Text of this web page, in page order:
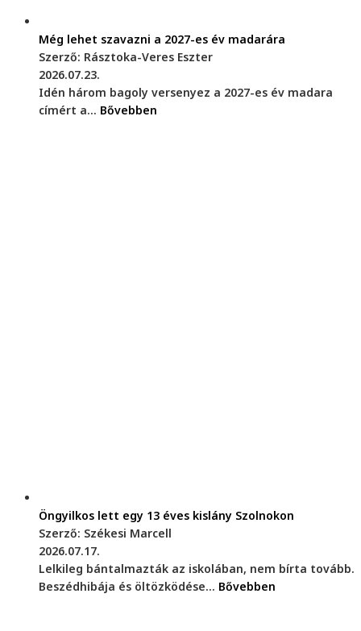
Még lehet szavazni a 2027-es év madarára
Szerző: Rásztoka-Veres Eszter
2026.07.23.
Idén három bagoly versenyez a 2027-es év madara
címért a... Bővebben
Öngyilkos lett egy 13 éves kislány Szolnokon
Szerző: Székesi Marcell
2026.07.17.
Lelkileg bántalmazták az iskolában, nem bírta tovább.
Beszédhibája és öltözködése... Bővebben